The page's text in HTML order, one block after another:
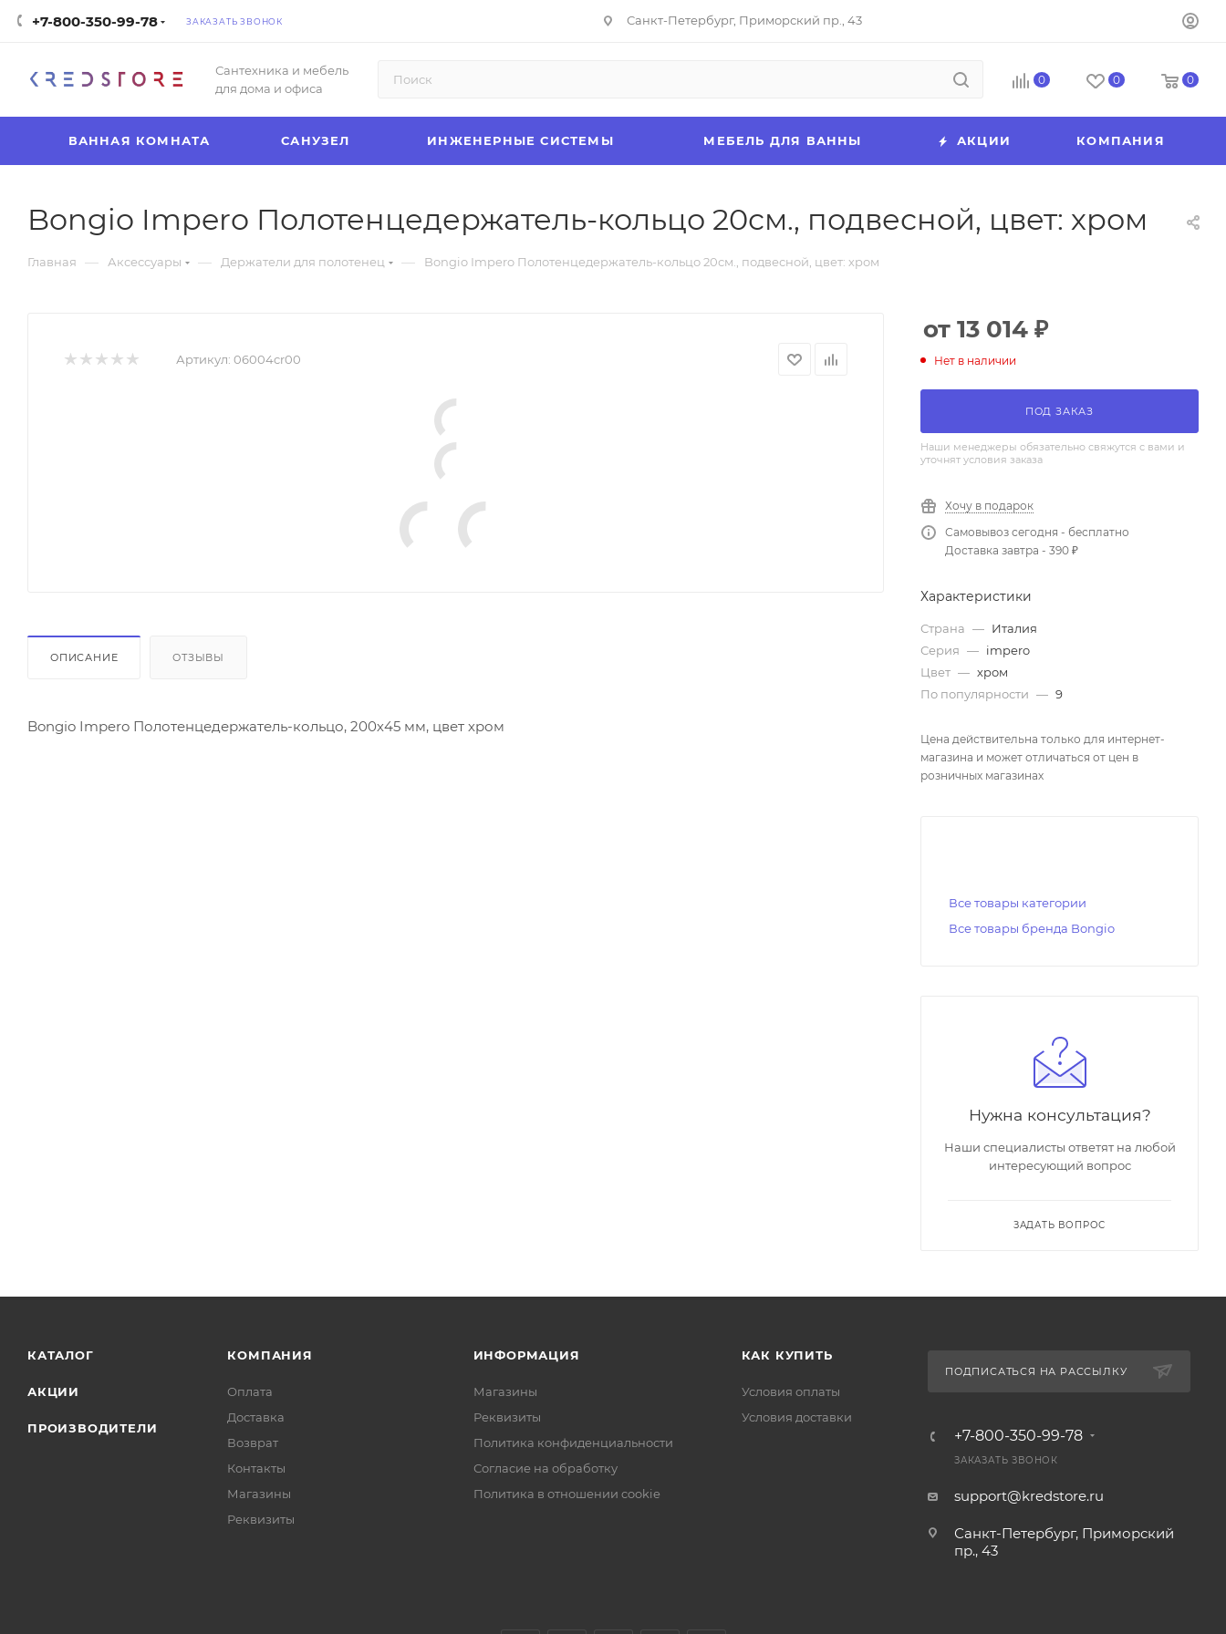
+7-800-350-99-78 ЗАКАЗАТЬ ЗВОНОК Санкт-Петербург, Приморский пр., 43
Сантехника и мебель
для дома и офиса
0 0 0
ВАННАЯ КОМНАТА САНУЗЕЛ ИНЖЕНЕРНЫЕ СИСТЕМЫ МЕБЕЛЬ ДЛЯ ВАННЫ АКЦИИ КОМПАНИЯ
Bongio Impero Полотенцедержатель-кольцо 20см., подвесной, цвет: хром
Главная — Аксессуары — Держатели для полотенец — Bongio Impero Полотенцедержатель-кольцо 20см., подвесной, цвет: хром
Артикул: 06004cr00
ОПИСАНИЕ ОТЗЫВЫ
Bongio Impero Полотенцедержатель-кольцо, 200х45 мм, цвет хром
от 13 014 ₽
Нет в наличии
ПОД ЗАКАЗ
Наши менеджеры обязательно свяжутся с вами и
уточнят условия заказа
Хочу в подарок
Самовывоз сегодня - бесплатно
Доставка завтра - 390 ₽
Характеристики
Страна — Италия
Серия — impero
Цвет — хром
По популярности — 9
Цена действительна только для интернет-
магазина и может отличаться от цен в
розничных магазинах
Все товары категории
Все товары бренда Bongio
Нужна консультация?
Наши специалисты ответят на любой
интересующий вопрос
ЗАДАТЬ ВОПРОС
КАТАЛОГ
АКЦИИ
ПРОИЗВОДИТЕЛИ
КОМПАНИЯ
Оплата
Доставка
Возврат
Контакты
Магазины
Реквизиты
ИНФОРМАЦИЯ
Магазины
Реквизиты
Политика конфиденциальности
Согласие на обработку
Политика в отношении cookie
КАК КУПИТЬ
Условия оплаты
Условия доставки
ПОДПИСАТЬСЯ НА РАССЫЛКУ
+7-800-350-99-78
ЗАКАЗАТЬ ЗВОНОК
support@kredstore.ru
Санкт-Петербург, Приморский
пр., 43